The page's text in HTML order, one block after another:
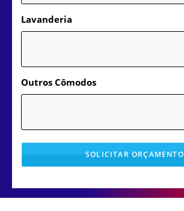
Lavanderia
Outros Cômodos
SOLICITAR ORÇAMENTO
h